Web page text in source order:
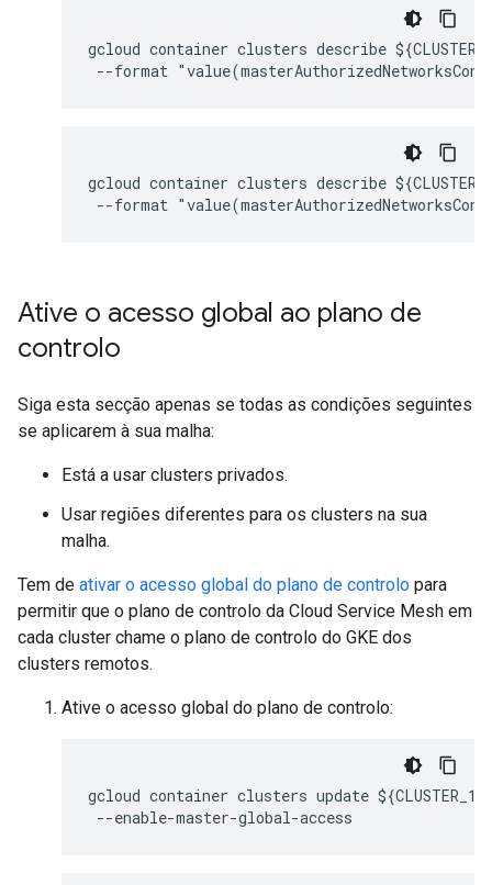
gcloud container clusters describe
gcloud container clusters describe
Ative o acesso global ao plano de
controlo
Siga esta secção apenas se todas as condições seguintes
se aplicarem à sua malha:
Está a usar clusters privados.
Usar regiões diferentes para os clusters na sua
malha.
Tem de ativar o acesso global do plano de controlo para
permitir que o plano de controlo da Cloud Service Mesh em
cada cluster chame o plano de controlo do GKE dos
clusters remotos.
Ative o acesso global do plano de controlo:
gcloud container clusters update